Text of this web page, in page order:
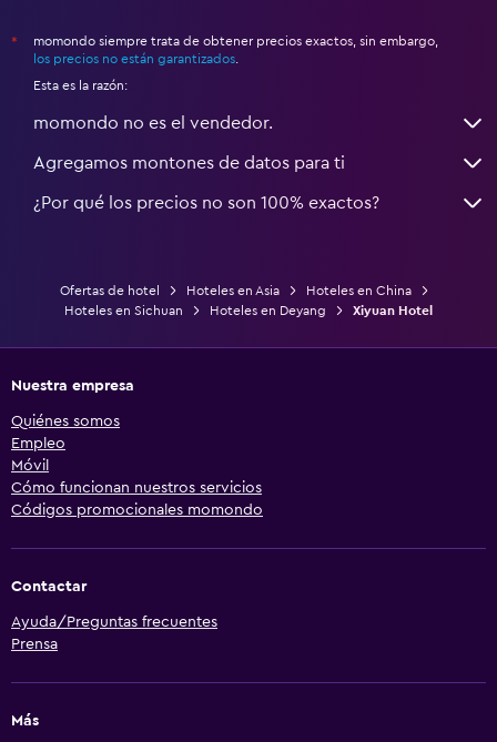
*
momondo siempre trata de obtener precios exactos, sin embargo,
los precios no están garantizados
Esta es la razón:
momondo no es el vendedor.
Agregamos montones de datos para ti
¿Por qué los precios no son 100% exactos?
Ofertas de hotel Hoteles en Asia
Hoteles en China
Hoteles en Sichuan
Hoteles en Deyang Xiyuan Hotel
Nuestra empresa
Quiénes somos
Empleo
Móvil
Cómo funcionan nuestros servicios
Códigos promocionales momondo
Contactar
Ayuda/Preguntas frecuentes
Prensa
Más